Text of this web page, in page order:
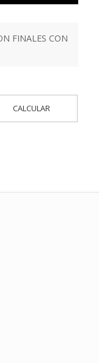
FINALES CON
CALCULAR